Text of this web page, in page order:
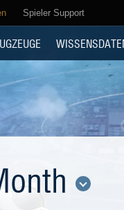
Spieler Support